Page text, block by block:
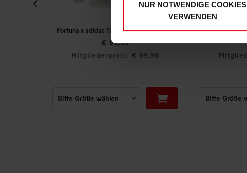
NUR NOTWENDIGE COOKIES
VERWENDEN
Fortuna x adidas Trackjacket "Originals" Off-White
Mitgliederpreis: € 89,96
€ 59,95
Mitgliederpreis: € 53,96